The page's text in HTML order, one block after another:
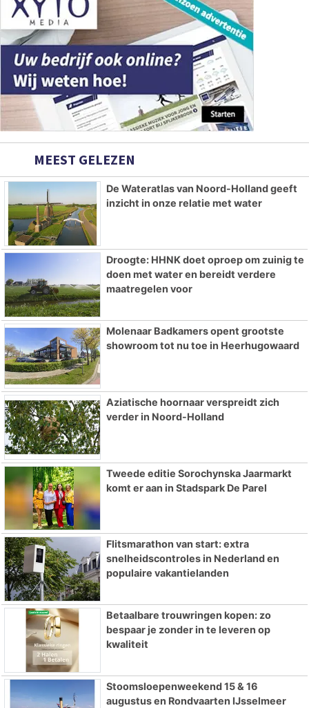
MEEST GELEZEN
De Wateratlas van Noord-Holland geeft
inzicht in onze relatie met water
Droogte: HHNK doet oproep om zuinig te
doen met water en bereidt verdere
maatregelen voor
Molenaar Badkamers opent grootste
showroom tot nu toe in Heerhugowaard
Aziatische hoornaar verspreidt zich
verder in Noord-Holland
Tweede editie Sorochynska Jaarmarkt
komt er aan in Stadspark De Parel
Flitsmarathon van start: extra
snelheidscontroles in Nederland en
populaire vakantielanden
Betaalbare trouwringen kopen: zo
bespaar je zonder in te leveren op
kwaliteit
Stoomsloepenweekend 15 & 16
augustus en Rondvaarten IJsselmeer